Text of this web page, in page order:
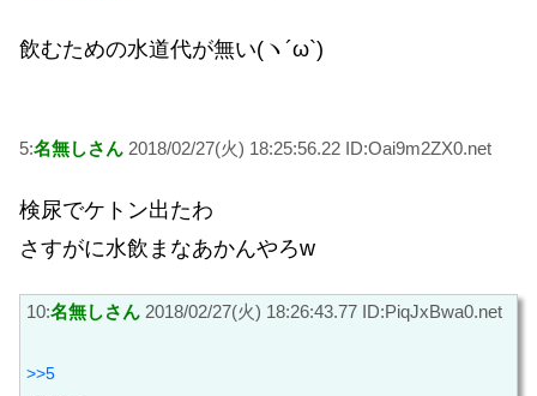
飲むための水道代が無い(ヽ´ω`)
5:名無しさん 2018/02/27(火) 18:25:56.22 ID:Oai9m2ZX0.net
検尿でケトン出たわ
さすがに水飲まなあかんやろw
10:名無しさん 2018/02/27(火) 18:26:43.77 ID:PiqJxBwa0.net
>>5